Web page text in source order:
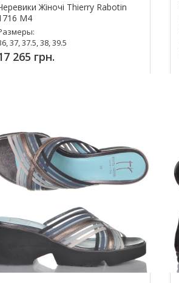
Жіночі Thierry Rabotin
M4
37, 37.5, 38, 39.5
265 грн.